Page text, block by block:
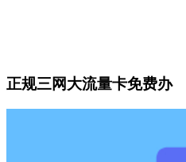
正规三网大流量卡免费办